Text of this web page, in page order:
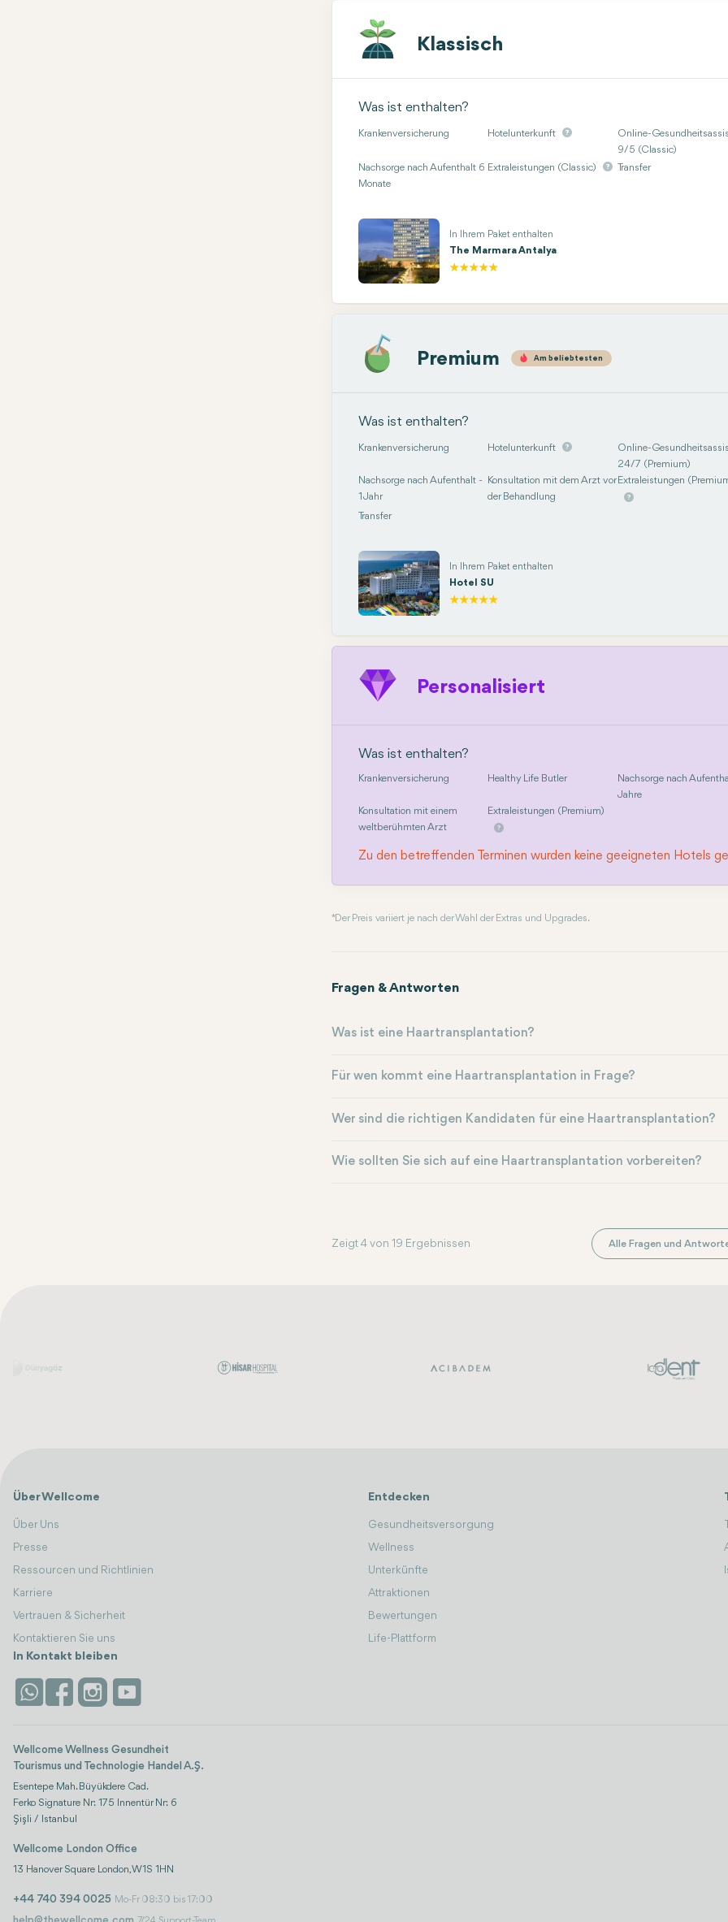
Klassisch
Was ist enthalten?
Krankenversicherung Hotelunterkunft
Online-
9/5 (Classic)
Nachsorge nach Aufenthalt 6
Monate
Extraleistungen (Classic) Transfer
In Ihrem Paket enthalten
The Marmara Antalya
Premium Am beliebtesten
Was ist enthalten?
Krankenversicherung Hotelunterkunft
Online-
24/7 (Premium)
Nachsorge nach Aufenthalt -
1 Jahr
Konsultation mit dem Arzt vor
der Behandlung
Extraleistungen
Transfer
In Ihrem Paket enthalten
Hotel SU
Personalisiert
Was ist enthalten?
Krankenversicherung Healthy Life Butler
Nachsorge nach
Jahre
Konsultation mit einem
weltberühmten Arzt
Extraleistungen (Premium)
Zu den betreffenden Terminen wurden keine geeigneten Hotels
* Der Preis variiert je nach der Wahl der Extras und Upgrades.
Fragen & Antworten
Was ist eine Haartransplantation?
Für wen kommt eine Haartransplantation in Frage?
Wer sind die richtigen Kandidaten für eine Haartransplantation?
Wie sollten Sie sich auf eine Haartransplantation vorbereiten?
Zeigt 4 von 19 Ergebnissen Alle Fragen und
Über Wellcome
Über Uns
Presse
Ressourcen und Richtlinien
Karriere
Vertrauen & Sicherheit
Kontaktieren Sie uns
Entdecken
Gesundheitsversorgung
Wellness
Unterkünfte
Attraktionen
Bewertungen
Life-Plattform
In Kontakt bleiben
Wellcome Wellness Gesundheit
Tourismus und Technologie Handel A.Ş.
Esentepe Mah. Büyükdere Cad.
Ferko Signature Nr: 175 Innentür Nr: 6
Şişli / Istanbul
Wellcome London Office
13 Hanover Square London, W1S 1HN
+44 740 394 0025 Mo-Fr 08:30 bis 17:00